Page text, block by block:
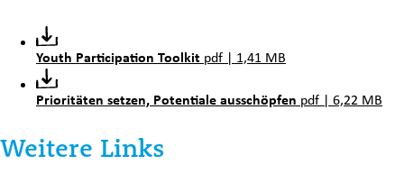
Youth Participation Toolkit pdf | 1,41 MB
Prioritäten setzen, Potentiale ausschöpfen pdf | 6,22 MB
Weitere Links